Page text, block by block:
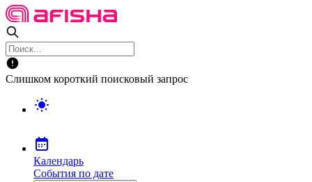
Слишком короткий поисковый запрос
Календарь
События по дате